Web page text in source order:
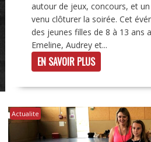
autour de jeux, concours, et
venu clôturer la soirée. Cet
des jeunes filles de 8 à 13 ans
Emeline, Audrey et...
EN SAVOIR PLUS
Actualite